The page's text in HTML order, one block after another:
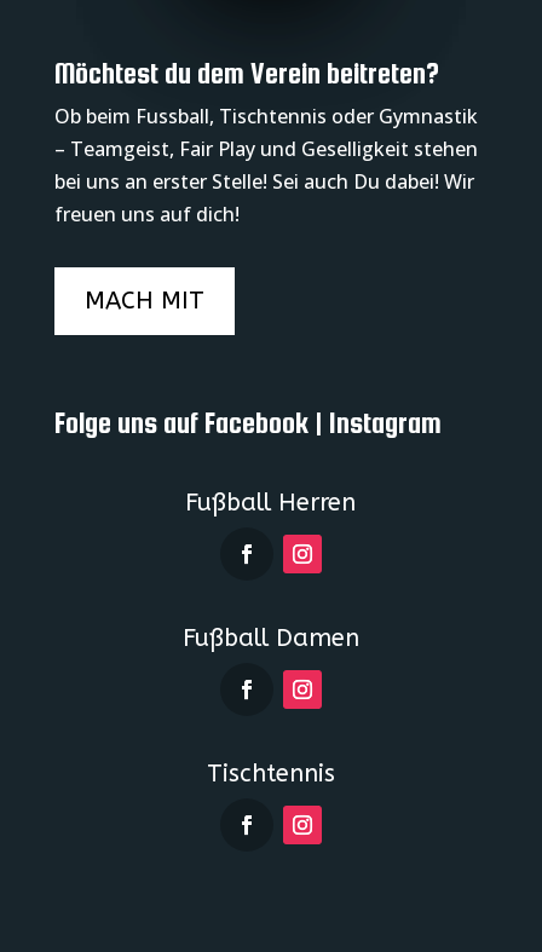
Möchtest du dem Verein beitreten?
Ob beim Fussball, Tischtennis oder Gymnastik
– Teamgeist, Fair Play und Geselligkeit stehen
bei uns an erster Stelle! Sei auch Du dabei! Wir
freuen uns auf dich!
MACH MIT
Folge uns auf Facebook | Instagram
Fußball Herren
Fußball Damen
Tischtennis